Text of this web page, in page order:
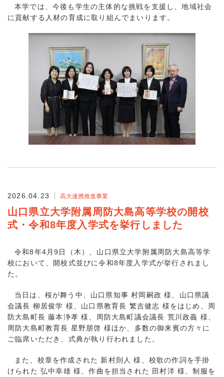
本学では、今後も学生の主体的な挑戦を支援し、地域社会
に貢献する人材の育成に取り組んでまいります。
2026.04.23 高大連携推進事業
山口県立大学附属周防大島高等学校の開校
式・令和8年度入学式を挙行しました
令和8年4月9日（木）、山口県立大学附属周防大島高等学
校において、開校式並びに令和8年度入学式が挙行されまし
た。
当日は、桜が舞う中、山口県知事 村岡嗣政 様、山口県議
会議長 柳居俊学 様、山口県教育長 繁吉健志 様をはじめ、周
防大島町長 藤本浄孝 様、周防大島町議会議長 荒川政義 様、
周防大島町教育長 星野朋啓 様ほか、多数の御来賓の方々に
ご臨席いただき、式典が執り行われました。
また、校章を作成された 新村則人 様、校歌の作詞を手掛
けられた 弘中幸雄 様、作曲を担当された 田村洋 様、制服を